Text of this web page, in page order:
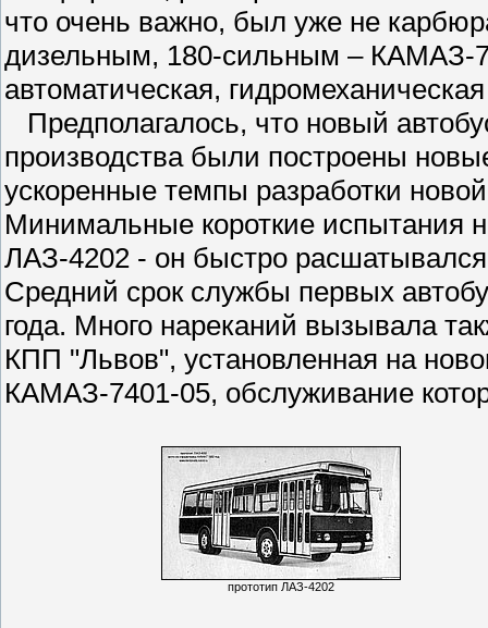
что очень важно, был уже не
дизельным, 180-сильным – КАМАЗ-
автоматическая,
Предполагалось, что новый
производства были построены
ускоренные темпы разработки
Минимальные короткие испытания
ЛАЗ-4202 - он быстро
Средний срок службы первых
года. Много нареканий вызывала
КПП "Львов", установленная на
КАМАЗ-7401-05, обслуживание
прототип ЛАЗ-4202